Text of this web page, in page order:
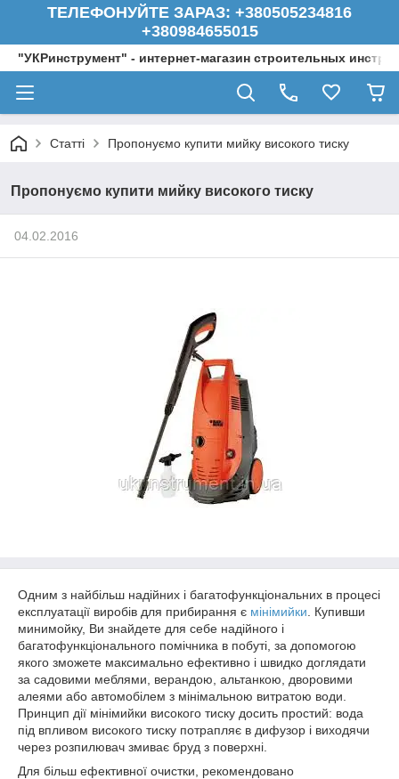
ТЕЛЕФОНУЙТЕ ЗАРАЗ: +380505234816
+380984655015
"УКРинструмент" - интернет-магазин строительных
Статті Пропонуємо купити мийку високого тиску
Пропонуємо купити мийку високого тиску
04.02.2016
Одним з найбільш надійних і багатофункціональних в процесі
експлуатації виробів для прибирання є мінімийки . Купивши
минимойку, Ви знайдете для себе надійного і
багатофункціонального помічника в побуті, за допомогою
якого зможете максимально ефективно і швидко доглядати
за садовими меблями, верандою, альтанкою, дворовими
алеями або автомобілем з мінімальною витратою води.
Принцип дії мінімийки високого тиску досить простий: вода
під впливом високого тиску потрапляє в дифузор і виходячи
через розпилювач змиває бруд з поверхні.
Для більш ефективної очистки, рекомендовано